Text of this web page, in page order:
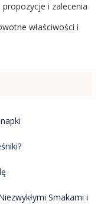
propozycje i zalecenia
właściwości i
Smakami i